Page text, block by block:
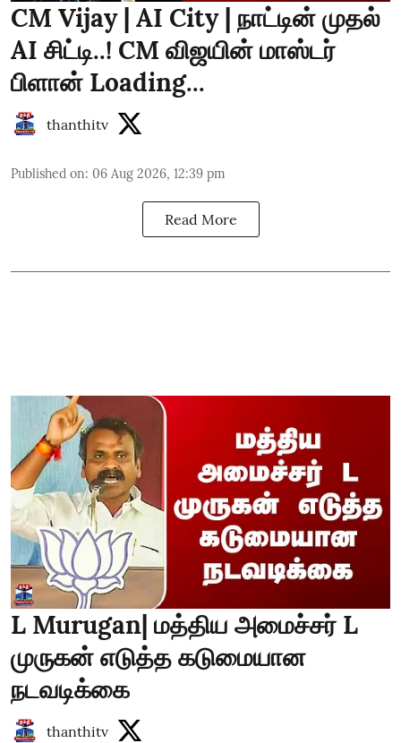
CM Vijay | AI City | நாட்டின் முதல்
AI சிட்டி..! CM விஜயின் மாஸ்டர்
பிளான் Loading...
thanthitv
Published on: 06 Aug 2026, 12:39 pm
Read More
L Murugan| மத்திய அமைச்சர் L
முருகன் எடுத்த கடுமையான
நடவடிக்கை
thanthitv